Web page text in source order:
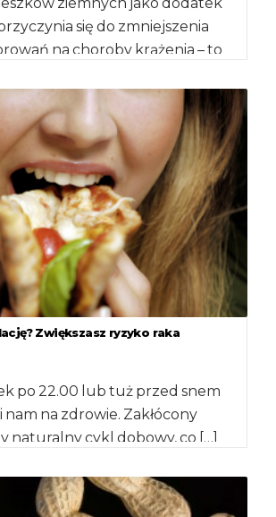
się do zmniejszenia
na choroby krążenia – to
Zwiększasz ryzyko raka
po 22.00 lub tuż przed snem
na zdrowie. Zakłócony
naturalny cykl dobowy, co […]